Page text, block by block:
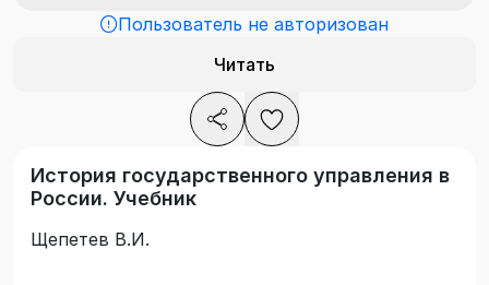
Пользователь не авторизован
Читать
История государственного управления в
России. Учебник
Щепетев В.И.